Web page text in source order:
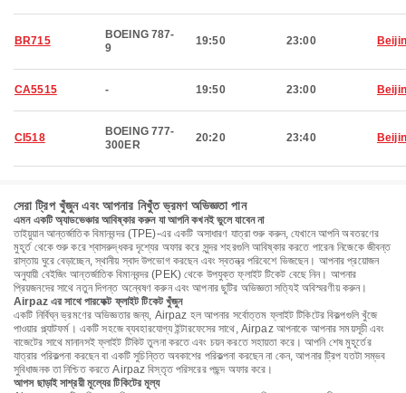
BR715
BOEING 787-
9
19:50 23:00
CA5515 - 19:50 23:00
CI518
BOEING 777-
300ER
20:20 23:40
সেরা ট্রিপ খুঁজুন এবং আপনার নিখুঁত ভ্রমণ অভিজ্ঞতা পান
এমন একটি অ্যাডভেঞ্চার আবিষ্কার করুন যা আপনি কখনই ভুলে যাবেন না
তাইয়ুয়ান আন্তর্জাতিক বিমানবন্দর (TPE)-এর একটি অসাধারণ যাত্রা শুরু করুন, যেখানে আপনি অবতরণের
মুহূর্ত থেকে শুরু করে শ্বাসরুদ্ধকর দৃশ্যের অফার করে সুন্দর শহরগুলি আবিষ্কার করতে পারেন৷ নিজেকে জীবন্ত
রাস্তায় ঘুরে বেড়াচ্ছেন, স্থানীয় স্বাদ উপভোগ করছেন এবং স্বতন্ত্র পরিবেশে ভিজছেন। আপনার প্রয়োজন
অনুযায়ী বেইজিং আন্তর্জাতিক বিমানবন্দর (PEK) থেকে উপযুক্ত ফ্লাইট টিকেট বেছে নিন। আপনার
প্রিয়জনদের সাথে নতুন দিগন্ত অন্বেষণ করুন এবং আপনার ছুটির অভিজ্ঞতা সত্যিই অবিস্মরণীয় করুন।
Airpaz এর সাথে পারফেক্ট ফ্লাইট টিকেট খুঁজুন
একটি নির্বিঘ্ন ভ্রমণের অভিজ্ঞতার জন্য, Airpaz হল আপনার সর্বোত্তম ফ্লাইট টিকিটের বিকল্পগুলি খুঁজে
পাওয়ার প্ল্যাটফর্ম। একটি সহজে ব্যবহারযোগ্য ইন্টারফেসের সাথে, Airpaz আপনাকে আপনার সময়সূচী এবং
বাজেটের সাথে মানানসই ফ্লাইট টিকিট তুলনা করতে এবং চয়ন করতে সহায়তা করে। আপনি শেষ মুহূর্তের
যাত্রার পরিকল্পনা করছেন বা একটি সুচিন্তিত অবকাশের পরিকল্পনা করছেন না কেন, আপনার ট্রিপ যতটা সম্ভব
সুবিধাজনক তা নিশ্চিত করতে Airpaz বিস্তৃত পরিসরের পছন্দ অফার করে।
আপস ছাড়াই সাশ্রয়ী মূল্যের টিকিটের মূল্য